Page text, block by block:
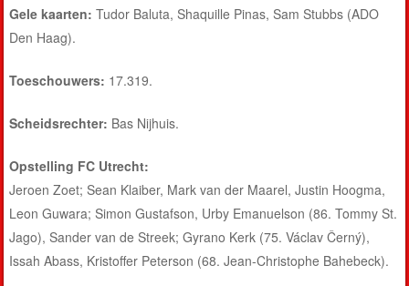
Gele kaarten: Tudor Baluta, Shaquille Pinas, Sam Stubbs (ADO
Den Haag).
Toeschouwers: 17.319.
Scheidsrechter: Bas Nijhuis.
Opstelling FC Utrecht:
Jeroen Zoet; Sean Klaiber, Mark van der Maarel, Justin Hoogma,
Leon Guwara; Simon Gustafson, Urby Emanuelson (86. Tommy St.
Jago), Sander van de Streek; Gyrano Kerk (75. Václav Černý),
Issah Abass, Kristoffer Peterson (68. Jean-Christophe Bahebeck).